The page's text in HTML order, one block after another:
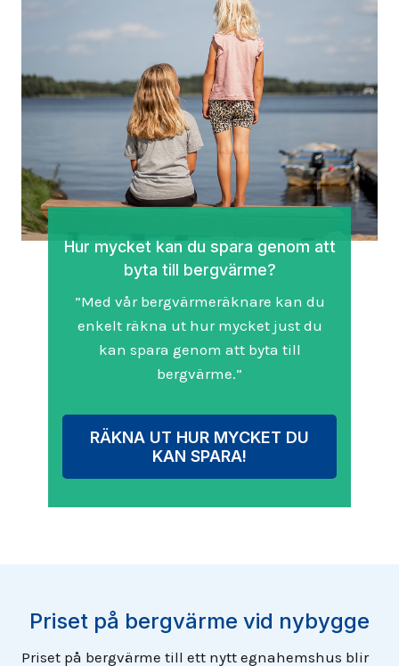
Hur mycket kan du spara genom att
byta till bergvärme?
”Med vår bergvärmeräknare kan du
enkelt räkna ut hur mycket just du
kan spara genom att byta till
bergvärme.”
RÄKNA UT HUR MYCKET DU
KAN SPARA!
Priset på bergvärme vid nybygge
Priset på bergvärme till ett nytt egnahemshus blir